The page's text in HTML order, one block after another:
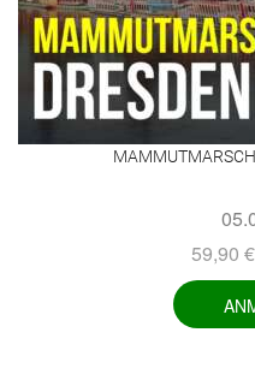
59,90 €